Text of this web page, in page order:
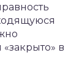
в